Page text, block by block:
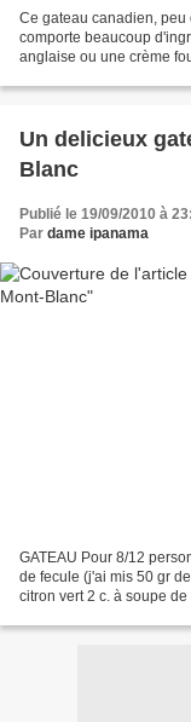
Ce gateau canadien, peu
comporte beaucoup
anglaise ou une crème
Un delicieux
Blanc
Publié le 19/09/2010 à
Par dame ipanama
GATEAU Pour 8/12
de fecule (j'ai mis 50 gr
citron vert 2 c. à soupe